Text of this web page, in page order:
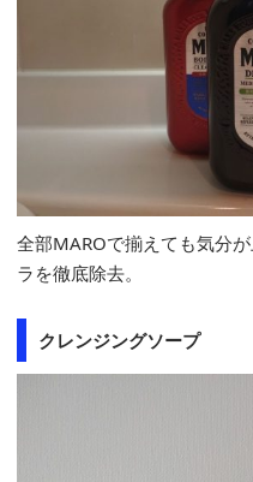
全部MAROで揃えても気分
ラを徹底除去。
クレンジングソープ